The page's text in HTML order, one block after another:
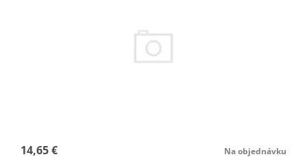
14,65 € Na objednávku